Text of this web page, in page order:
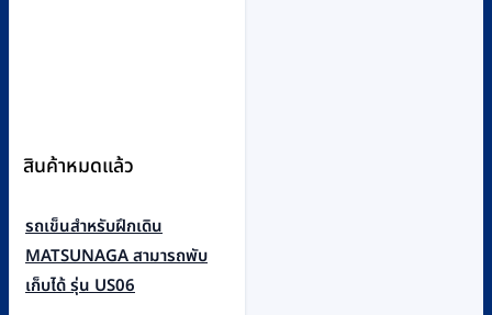
สินค้าหมดแล้ว
รถเข็นสำหรับฝึกเดิน
MATSUNAGA สามารถพับ
เก็บได้ รุ่น US06